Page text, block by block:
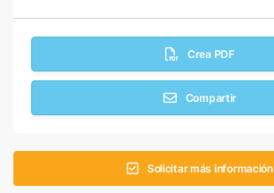
Crea PDF
Compartir
Solicitar más información